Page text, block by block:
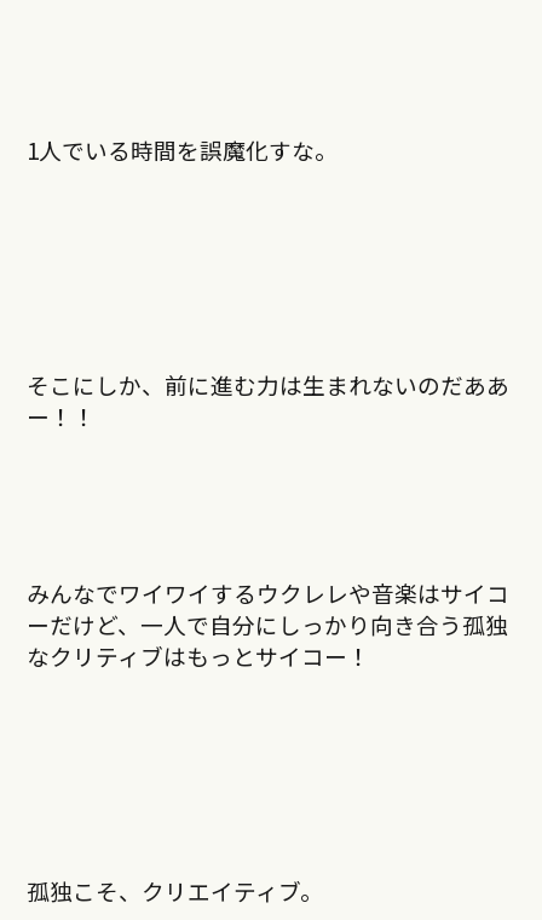
1人でいる時間を誤魔化すな。
そこにしか、前に進む力は生まれないのだああ
ー！！
みんなでワイワイするウクレレや音楽はサイコ
ーだけど、一人で自分にしっかり向き合う孤独
なクリティブはもっとサイコー！
孤独こそ、クリエイティブ。